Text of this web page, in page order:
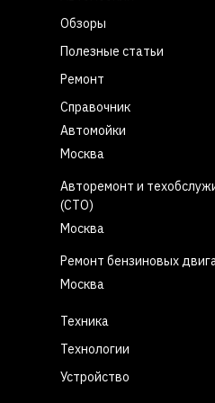
Обзоры
Полезные статьи
Ремонт
Справочник
Автомойки
Москва
Авторемонт и
(СТО)
Москва
Ремонт бензиновых
Москва
Техника
Технологии
Устройство